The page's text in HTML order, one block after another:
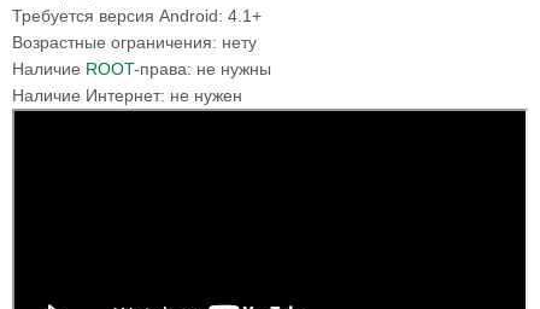
Требуется версия Android: 4.1+
Возрастные ограничения: нету
Наличие ROOT-права: не нужны
Наличие Интернет: не нужен